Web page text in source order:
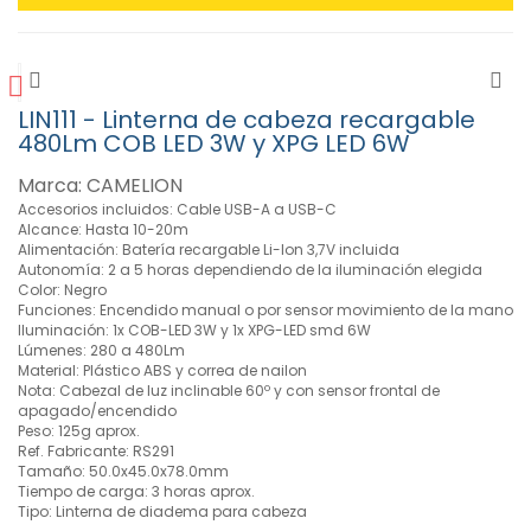
Linternas
Focos
LED
Expositores
de
Linternas
(6)
Linternas
de
Cabeza
(6)
Linternas
de
Mano
(17)
Linternas
de
LIN111 - Linterna de cabeza recargable
480Lm COB LED 3W y XPG LED 6W
Marca: CAMELION
Accesorios incluidos: Cable USB-A a USB-C
Alcance: Hasta 10-20m
Alimentación: Batería recargable Li-Ion 3,7V incluida
Autonomía: 2 a 5 horas dependiendo de la iluminación elegida
Color: Negro
Funciones: Encendido manual o por sensor movimiento de la mano
Iluminación: 1x COB-LED 3W y 1x XPG-LED smd 6W
Lúmenes: 280 a 480Lm
Material: Plástico ABS y correa de nailon
Nota: Cabezal de luz inclinable 60º y con sensor frontal de
apagado/encendido
Peso: 125g aprox.
Ref. Fabricante: RS291
Tamaño: 50.0x45.0x78.0mm
Tiempo de carga: 3 horas aprox.
Tipo: Linterna de diadema para cabeza